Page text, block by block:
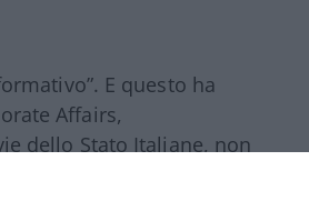
E questo ha
Affairs,
dello Stato Italiane, non